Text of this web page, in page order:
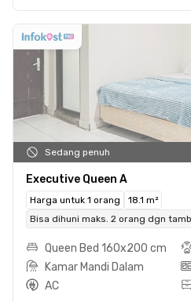
Sedang penuh
Executive Queen A
Harga untuk 1 orang
18.1 m²
Bisa dihuni maks. 2 orang dgn
Queen Bed 160x200 cm
Kamar Mandi Dalam
AC